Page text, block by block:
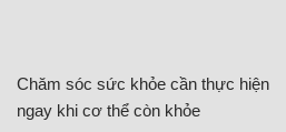
Chăm sóc sức khỏe cần thực hiện
ngay khi cơ thể còn khỏe